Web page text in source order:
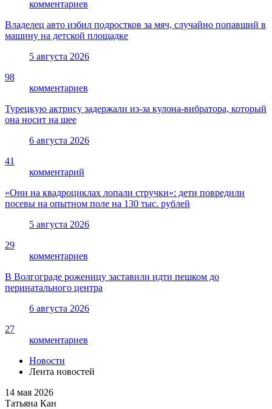
комментариев
Владелец авто избил подростков за мяч, случайно попавший в
машину на детской площадке
5 августа 2026
98
комментариев
Турецкую актрису задержали из-за кулона-вибратора, который
она носит на шее
6 августа 2026
41
комментарий
«Они на квадроциклах лопали стручки»: дети повредили
посевы на опытном поле на 130 тыс. рублей
5 августа 2026
29
комментариев
В Волгограде роженицу заставили идти пешком до
перинатального центра
6 августа 2026
27
комментариев
Новости
Лента новостей
14 мая 2026
Татьяна Кан